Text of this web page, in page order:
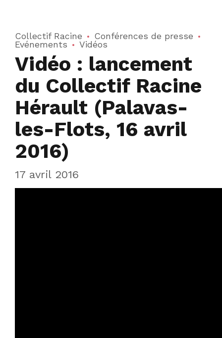
Collectif Racine
Conférences de presse
Evénements
Vidéos
Vidéo : lancement
du Collectif Racine
Hérault (Palavas-
les-Flots, 16 avril
2016)
17 avril 2016